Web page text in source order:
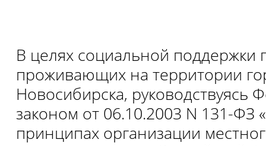
В целях социальной поддержки
проживающих на территории
Новосибирска, руководствуясь
законом от 06.10.2003 N 131-
принципах организации